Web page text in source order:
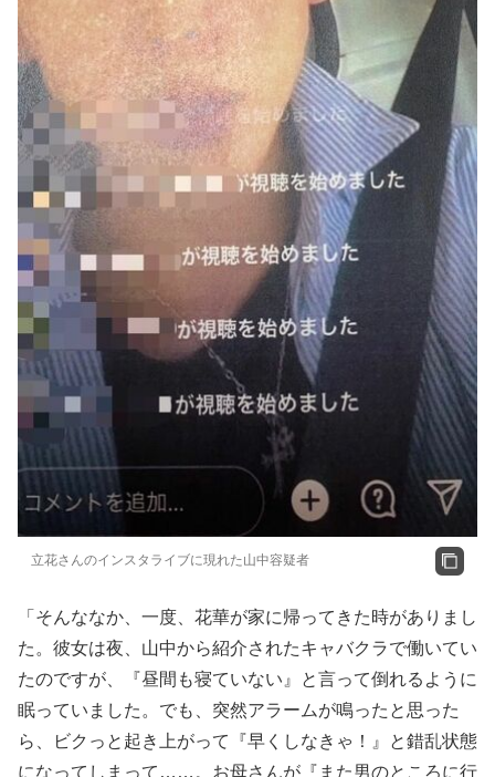
立花さんのインスタライブに現れた山中容疑者
「そんななか、一度、花華が家に帰ってきた時がありまし
た。彼女は夜、山中から紹介されたキャバクラで働いてい
たのですが、『昼間も寝ていない』と言って倒れるように
眠っていました。でも、突然アラームが鳴ったと思った
ら、ビクっと起き上がって『早くしなきゃ！』と錯乱状態
になってしまって……。お母さんが『また男のところに行